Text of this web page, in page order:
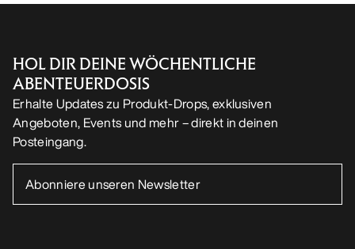
HOL DIR DEINE WÖCHENTLICHE
ABENTEUERDOSIS
Erhalte Updates zu Produkt-Drops, exklusiven
Angeboten, Events und mehr – direkt in deinen
Posteingang.